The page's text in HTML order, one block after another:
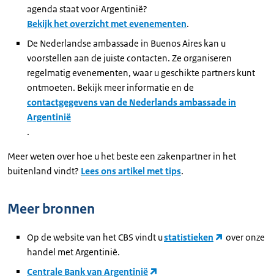
agenda staat voor Argentinië?
Bekijk het overzicht met evenementen.
De Nederlandse ambassade in Buenos Aires kan u
voorstellen aan de juiste contacten. Ze organiseren
regelmatig evenementen, waar u geschikte partners kunt
ontmoeten. Bekijk meer informatie en de
contactgegevens van de Nederlands ambassade in
Argentinië
.
Meer weten over hoe u het beste een zakenpartner in het
buitenland vindt? Lees ons artikel met tips.
Meer bronnen
Op de website van het CBS vindt ustatistieken
over onze
handel met Argentinië.
Centrale Bank van Argentinië